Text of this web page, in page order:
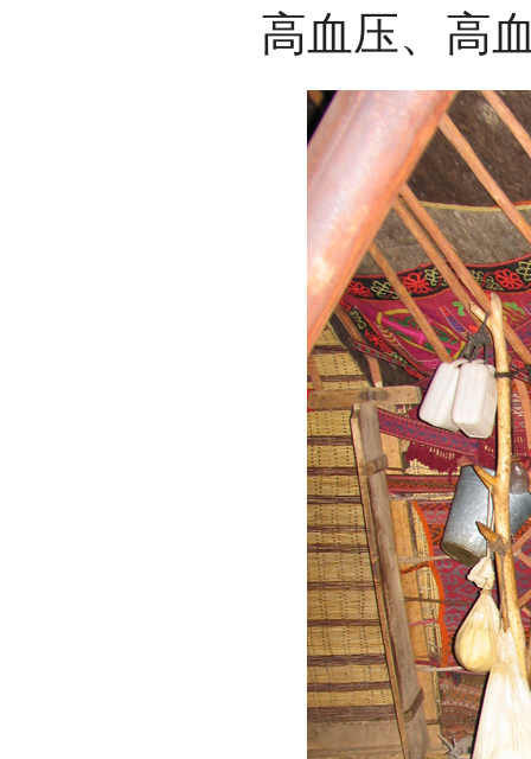
高血压、高